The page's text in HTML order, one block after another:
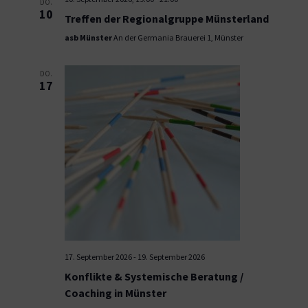
DO.
10 Treffen der Regionalgruppe Münsterland
asb MünsterAn der Germania Brauerei 1, Münster
DO.
17
17. September 2026- 19. September 2026
Konflikte & Systemische Beratung /
Coaching in Münster